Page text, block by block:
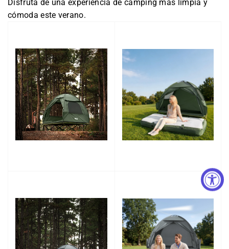
Disfruta de una experiencia de camping más limpia y
cómoda este verano.